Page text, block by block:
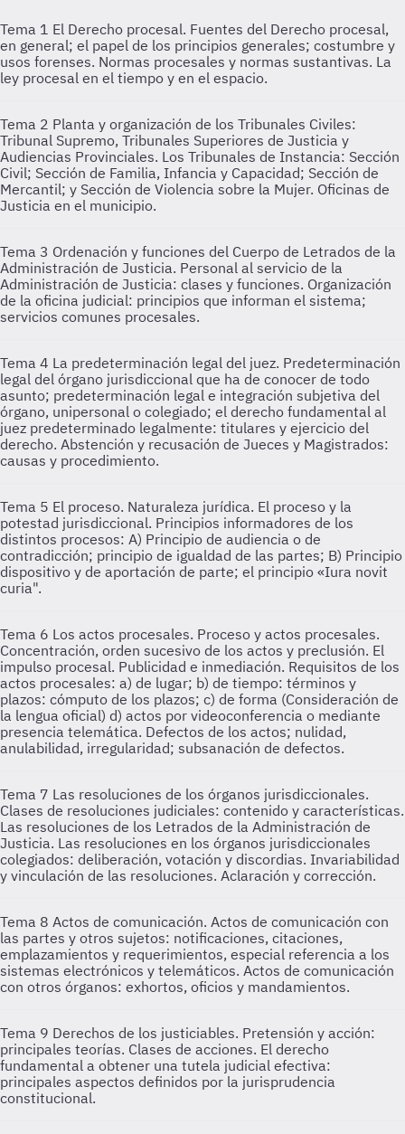
Tema 1 El Derecho procesal. Fuentes del Derecho procesal,
en general; el papel de los principios generales; costumbre y
usos forenses. Normas procesales y normas sustantivas. La
ley procesal en el tiempo y en el espacio.
Tema 2 Planta y organización de los Tribunales Civiles:
Tribunal Supremo, Tribunales Superiores de Justicia y
Audiencias Provinciales. Los Tribunales de Instancia: Sección
Civil; Sección de Familia, Infancia y Capacidad; Sección de
Mercantil; y Sección de Violencia sobre la Mujer. Oficinas de
Justicia en el municipio.
Tema 3 Ordenación y funciones del Cuerpo de Letrados de la
Administración de Justicia. Personal al servicio de la
Administración de Justicia: clases y funciones. Organización
de la oficina judicial: principios que informan el sistema;
servicios comunes procesales.
Tema 4 La predeterminación legal del juez. Predeterminación
legal del órgano jurisdiccional que ha de conocer de todo
asunto; predeterminación legal e integración subjetiva del
órgano, unipersonal o colegiado; el derecho fundamental al
juez predeterminado legalmente: titulares y ejercicio del
derecho. Abstención y recusación de Jueces y Magistrados:
causas y procedimiento.
Tema 5 El proceso. Naturaleza jurídica. El proceso y la
potestad jurisdiccional. Principios informadores de los
distintos procesos: A) Principio de audiencia o de
contradicción; principio de igualdad de las partes; B) Principio
dispositivo y de aportación de parte; el principio «Iura novit
curia".
Tema 6 Los actos procesales. Proceso y actos procesales.
Concentración, orden sucesivo de los actos y preclusión. El
impulso procesal. Publicidad e inmediación. Requisitos de los
actos procesales: a) de lugar; b) de tiempo: términos y
plazos: cómputo de los plazos; c) de forma (Consideración de
la lengua oficial) d) actos por videoconferencia o mediante
presencia telemática. Defectos de los actos; nulidad,
anulabilidad, irregularidad; subsanación de defectos.
Tema 7 Las resoluciones de los órganos jurisdiccionales.
Clases de resoluciones judiciales: contenido y características.
Las resoluciones de los Letrados de la Administración de
Justicia. Las resoluciones en los órganos jurisdiccionales
colegiados: deliberación, votación y discordias. Invariabilidad
y vinculación de las resoluciones. Aclaración y corrección.
Tema 8 Actos de comunicación. Actos de comunicación con
las partes y otros sujetos: notificaciones, citaciones,
emplazamientos y requerimientos, especial referencia a los
sistemas electrónicos y telemáticos. Actos de comunicación
con otros órganos: exhortos, oficios y mandamientos.
Tema 9 Derechos de los justiciables. Pretensión y acción:
principales teorías. Clases de acciones. El derecho
fundamental a obtener una tutela judicial efectiva:
principales aspectos definidos por la jurisprudencia
constitucional.